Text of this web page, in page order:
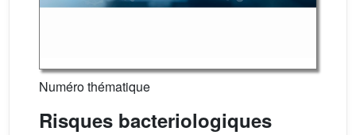
Numéro thématique
Risques bacteriologiques